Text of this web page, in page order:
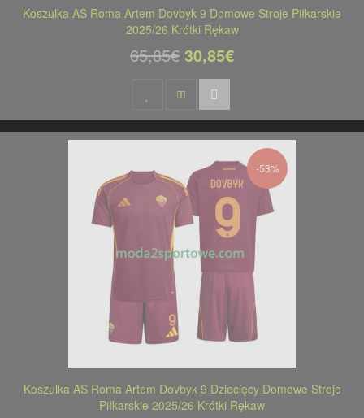
Koszulka AS Roma Artem Dovbyk 9 Domowe Stroje Piłkarskie
2025/26 Krótki Rękaw
65,85€ 30,85€
-53%
Koszulka AS Roma Artem Dovbyk 9 Dziecięcy Domowe Stroje
Piłkarskie 2025/26 Krótki Rękaw